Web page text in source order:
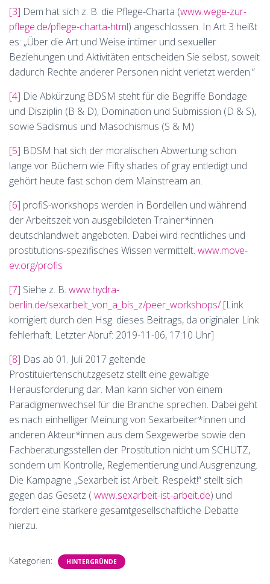
[3] Dem hat sich z. B. die Pflege-Charta (www.wege-zur-
pflege.de/pflege-charta-html) angeschlossen. In Art 3 heißt
es: „Über die Art und Weise intimer und sexueller
Beziehungen und Aktivitäten entscheiden Sie selbst, soweit
dadurch Rechte anderer Personen nicht verletzt werden.“
[4] Die Abkürzung BDSM steht für die Begriffe Bondage
und Disziplin (B & D), Domination und Submission (D & S),
sowie Sadismus und Masochismus (S & M)
[5] BDSM hat sich der moralischen Abwertung schon
lange vor Büchern wie Fifty shades of gray entledigt und
gehört heute fast schon dem Mainstream an.
[6] profiS-workshops werden in Bordellen und während
der Arbeitszeit von ausgebildeten Trainer*innen
deutschlandweit angeboten. Dabei wird rechtliches und
prostitutions-spezifisches Wissen vermittelt. www.move-
ev.org/profis
[7] Siehe z. B. www.hydra-
berlin.de/sexarbeit_von_a_bis_z/peer_workshops/[Link
korrigiert durch den Hsg. dieses Beitrags, da originaler Link
fehlerhaft. Letzter Abruf: 2019-11-06, 17:10 Uhr]
[8] Das ab 01. Juli 2017 geltende
Prostituiertenschutzgesetz stellt eine gewaltige
Herausforderung dar. Man kann sicher von einem
Paradigmenwechsel für die Branche sprechen. Dabei geht
es nach einhelliger Meinung von Sexarbeiter*innen und
anderen Akteur*innen aus dem Sexgewerbe sowie den
Fachberatungsstellen der Prostitution nicht um SCHUTZ,
sondern um Kontrolle, Reglementierung und Ausgrenzung.
Die Kampagne „Sexarbeit ist Arbeit. Respekt!“ stellt sich
gegen das Gesetz ( www.sexarbeit-ist-arbeit.de) und
fordert eine stärkere gesamtgesellschaftliche Debatte
hierzu.
Kategorien: HINTERGRÜNDE